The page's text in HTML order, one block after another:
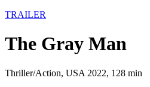
TRAILER
The Gray Man
Thriller/Action, USA 2022, 128 min